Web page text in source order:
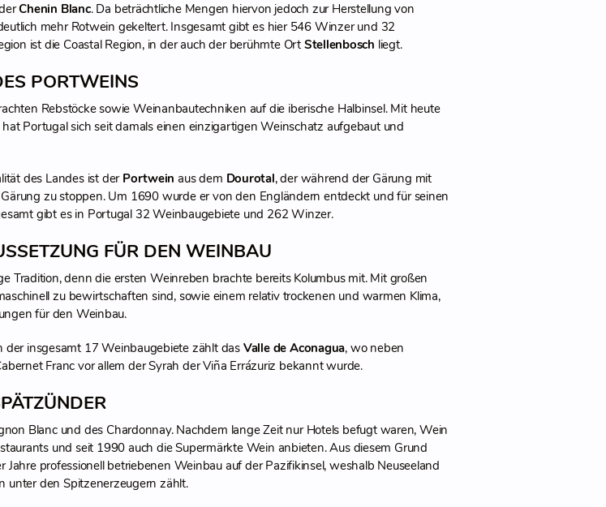
Chenin Blanc. Da beträchtliche Mengen hiervon jedoch zur Herstellung von
mehr Rotwein gekeltert. Insgesamt gibt es hier 546 Winzer und 32
ist die Coastal Region, in der auch der berühmte Ort Stellenbosch liegt.
PORTWEINS
Rebstöcke sowie Weinanbautechniken auf die iberische Halbinsel. Mit heute
Portugal sich seit damals einen einzigartigen Weinschatz aufgebaut und
des Landes ist derPortwein aus dem Dourotal, der während der Gärung mit
zu stoppen. Um 1690 wurde er von den Engländern entdeckt und für seinen
gibt es in Portugal 32 Weinbaugebiete und 262 Winzer.
FÜR DEN WEINBAU
Tradition, denn die ersten Weinreben brachte bereits Kolumbus mit. Mit großen
zu bewirtschaften sind, sowie einem relativ trockenen und warmen Klima,
für den Weinbau.
insgesamt 17 Weinbaugebiete zählt dasValle de Aconagua, wo neben
Franc vor allem der Syrah der Viña Errázuriz bekannt wurde.
Blanc und des Chardonnay. Nachdem lange Zeit nur Hotels befugt waren, Wein
und seit 1990 auch die Supermärkte Wein anbieten. Aus diesem Grund
professionell betriebenen Weinbau auf der Pazifikinsel, weshalb Neuseeland
unter den Spitzenerzeugern zählt.